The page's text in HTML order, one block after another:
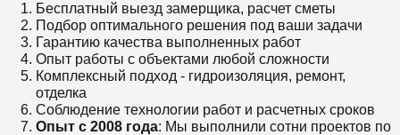
Бесплатный выезд замерщика, расчет сметы
Подбор оптимального решения под ваши задачи
Гарантию качества выполненных работ
Опыт работы с объектами любой сложности
Комплексный подход - гидроизоляция, ремонт,
отделка
Соблюдение технологии работ и расчетных сроков
Опыт с 2008 года: Мы выполнили сотни проектов по